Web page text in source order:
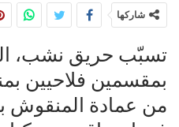
شاركها
تسبّب حريق نشب،
بمقسمين فلاحيين
من عمادة المنقوش